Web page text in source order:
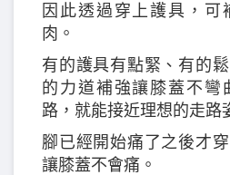
因此透過穿上護具，可
肉。
有的護具有點緊、有的
的力道補強讓膝蓋不彎
路，就能接近理想的走路
腳已經開始痛了之後才
讓膝蓋不會痛。